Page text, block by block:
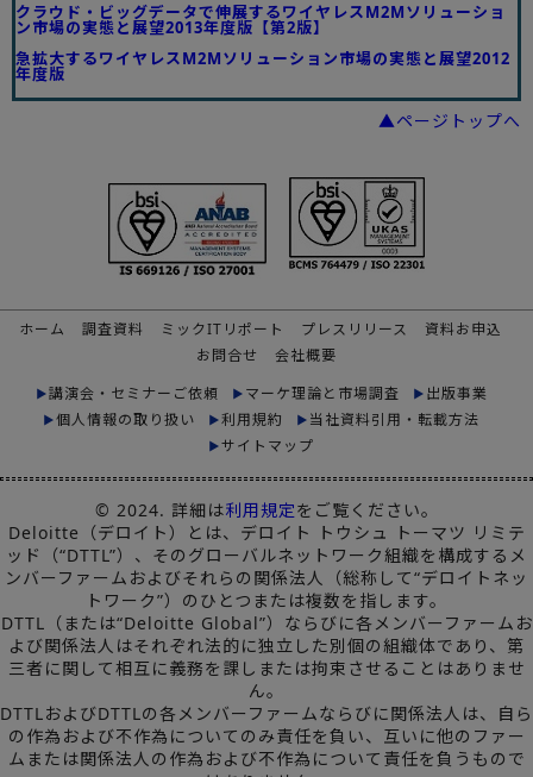
クラウド・ビッグデータで伸展するワイヤレスM2Mソリューショ
ン市場の実態と展望2013年度版【第2版】
急拡大するワイヤレスM2Mソリューション市場の実態と展望2012
年度版
▲ページトップへ
ホーム 調査資料 ミックITリポート プレスリリース
資料お申込
お問合せ
会社概要
講演会・セミナーご依頼
マーケ理論と市場調査
出版事業
個人情報の取り扱い
利用規約
当社資料引用・転載方法
サイトマップ
© 2024. 詳細は利用規定をご覧ください。
Deloitte（デロイト）とは、デロイト トウシュ トーマツ リミテ
ッド（“DTTL”）、そのグローバルネットワーク組織を構成するメ
ンバーファームおよびそれらの関係法人（総称して“デロイトネッ
トワーク”）のひとつまたは複数を指します。
DTTL（または“Deloitte Global”）ならびに各メンバーファームお
よび関係法人はそれぞれ法的に独立した別個の組織体であり、第
三者に関して相互に義務を課しまたは拘束させることはありませ
ん。
DTTLおよびDTTLの各メンバーファームならびに関係法人は、自ら
の作為および不作為についてのみ責任を負い、互いに他のファー
ムまたは関係法人の作為および不作為について責任を負うもので